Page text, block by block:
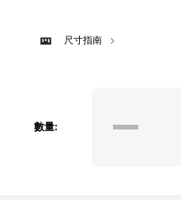
尺寸指南
數量: